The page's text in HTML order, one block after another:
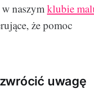
naszymklubie
że pomoc
uwagę